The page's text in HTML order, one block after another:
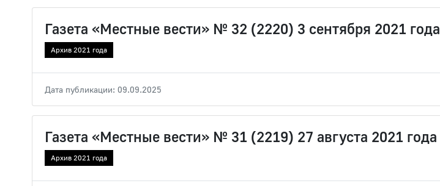
Газета «Местные вести» № 32 (2220) 3 сентября 2021 года
Архив 2021 года
Дата публикации: 09.09.2025
Газета «Местные вести» № 31 (2219) 27 августа 2021 года
Архив 2021 года